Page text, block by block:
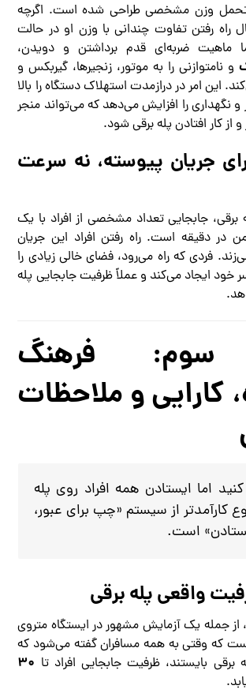
تحمل وزن مشخصی طراحی شده است. اگرچه
راه رفتن تفاوت چندانی با وزن او در حالت
ماهیت ضربه‌ای قدم برداشتن و دویدن،
و نامتوازنی را به موتور، زنجیرها، گیربکس و
این امر در درازمدت استهلاک دستگاه را بالا
و نگهداری را افزایش می‌دهد که می‌تواند منجر
از کار افتادن پله برقی شود.
جریان پیوسته، نه سرعت
جابجایی تعداد مشخصی از افراد با یک
در دقیقه است. راه رفتن افراد این جریان
فردی که راه می‌رود، فضای خالی زیادی را
ایجاد می‌کند و عملاً ظرفیت جابجایی پله
فرهنگ
کارایی و ملاحظات
اما ایستادن همه افراد روی پله
کارآمدتر از سیستم «چپ برای عبور،
است.
جمله یک آزمایش مشهور در ایستگاه متروی
که وقتی به همه مسافران گفته می‌شود که
بایستند، ظرفیت جابجایی افراد تا ۳۰